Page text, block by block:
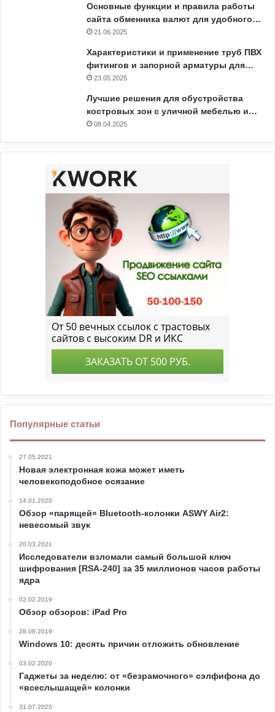
Основные функции и правила работы
сайта обменника валют для удобного…
21.06.2025
Характеристики и применение труб ПВХ
фитингов и запорной арматуры для…
23.05.2025
Лучшие решения для обустройства
костровых зон с уличной мебелью и…
08.04.2025
Популярные статьи
27.05.2021
Новая электронная кожа может иметь
человекоподобное осязание
14.01.2020
Обзор «парящей» Bluetooth-колонки ASWY Air2:
невесомый звук
20.03.2021
Исследователи взломали самый большой ключ
шифрования [RSA-240] за 35 миллионов часов работы
ядра
02.02.2019
Обзор обзоров: iPad Pro
28.08.2019
Windows 10: десять причин отложить обновление
03.02.2020
Гаджеты за неделю: от «безрамочного» сэлфифона до
«всеслышащей» колонки
31.07.2020